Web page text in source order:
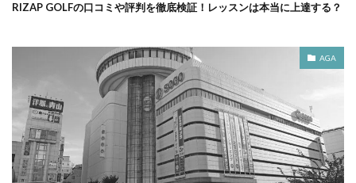
RIZAP GOLFの口コミや評判を徹底検証！レッスンは本当に上達する？
AGA